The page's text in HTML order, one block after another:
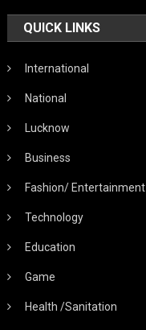
QUICK LINKS
International
National
Lucknow
Business
Fashion/ Entertainment
Technology
Education
Game
Health /Sanitation